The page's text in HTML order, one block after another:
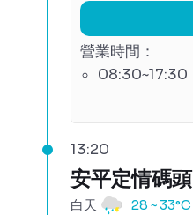
營業時間：
08:30~17:30
13:20
安平定情碼頭
白天 28 ~ 33°C